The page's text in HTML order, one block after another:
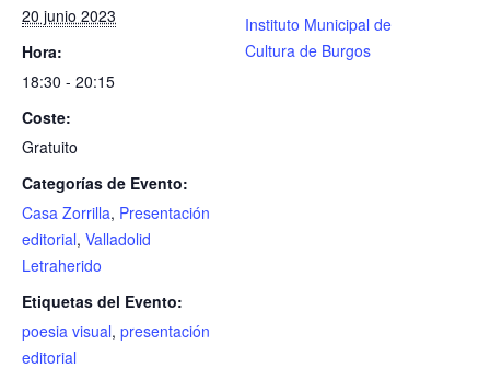
20 junio 2023
Hora:
18:30 - 20:15
Coste:
Gratuito
Categorías de Evento:
Casa Zorrilla, Presentación
editorial, Valladolid
Letraherido
Etiquetas del Evento:
poesia visual, presentación
editorial
Instituto Municipal de
Cultura de Burgos